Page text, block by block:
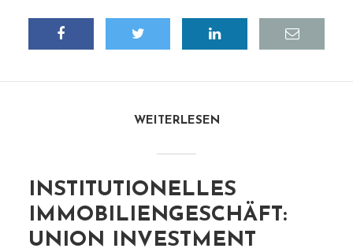
WEITERLESEN
INSTITUTIONELLES
IMMOBILIENGESCHÄFT:
UNION INVESTMENT